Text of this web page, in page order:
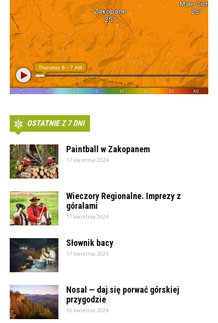
OSTATNIE Z 7 DNI
Paintball w Zakopanem
17 kwietnia 2024
Wieczory Regionalne. Imprezy z
góralami
17 kwietnia 2024
Słownik bacy
17 kwietnia 2024
Nosal — daj się porwać górskiej
przygodzie
16 kwietnia 2024